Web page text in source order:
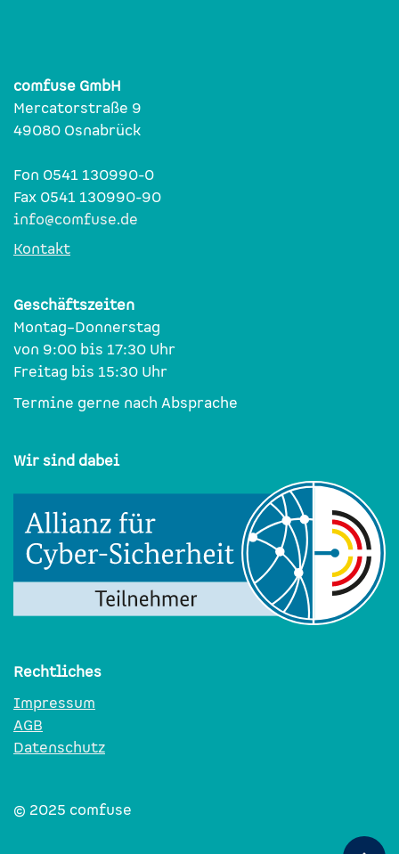
Rechtliches
Impressum
AGB
Datenschutz
© 2025​​​​ comfuse
Wir sind dabei
Geschäftszeiten
Montag–Donnerstag
von 9:00 bis 17:30 Uhr
Freitag bis 15:30 Uhr
Termine gerne nach Absprache
comfuse GmbH
Mercatorstraße 9
49080 Osnabrück
Fon 0541 130990-0
Fax 0541 130990-90
info@comfuse.de
Kontakt